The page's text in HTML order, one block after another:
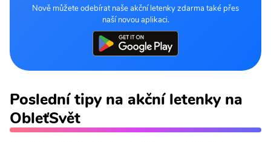
Nově můžete odebírat naše akční letenky zdarma také přes
naší novou aplikaci.
Poslední tipy na akční letenky na
ObleťSvět